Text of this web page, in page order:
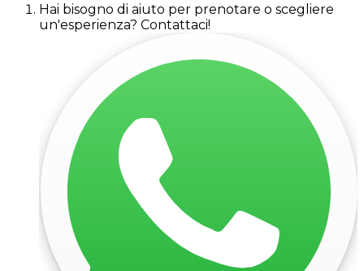
Hai bisogno di aiuto per prenotare o scegliere
un'esperienza? Contattaci!